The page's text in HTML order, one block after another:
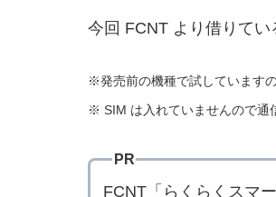
今回 FCNT より借りて
※発売前の機種で試しています
※ SIM は入れていませんので通
PR
FCNT「らくらくスマ